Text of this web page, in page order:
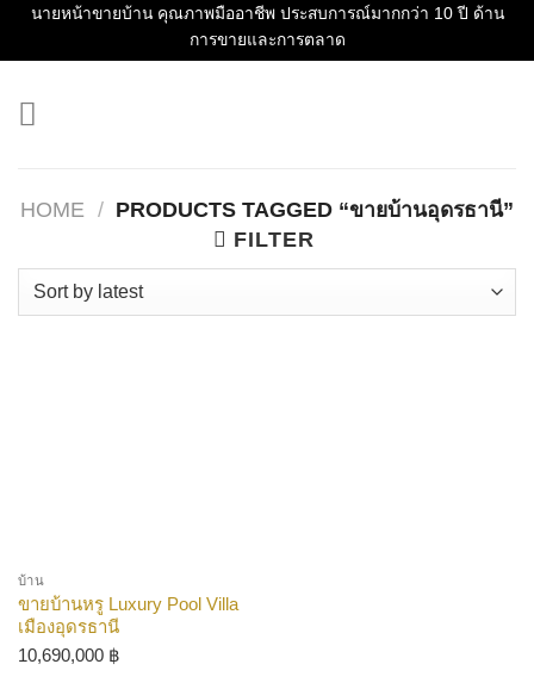
Skipนายหน้าขายบ้าน คุณภาพมืออาชีพ ประสบการณ์มากกว่า 10 ปี ด้าน
การขายและการตลาด
HOME / PRODUCTS TAGGED “ขายบ้านอุดรธานี”
FILTER
บ้าน
ขายบ้านหรู Luxury Pool Villa
เมืองอุดรธานี
10,690,000 ฿